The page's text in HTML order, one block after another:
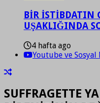
BİR İSTİBDATIN
UŞAKLIĞINDA
4 hafta ago
Youtube ve Sosyal
SUFFRAGETTE